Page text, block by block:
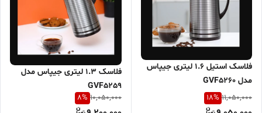
فلاسک استیل ۱.۶ لیتری جیپاس
مدل GVF5260
11,050,000
18%
فلاسک 1.3 لیتری جیپاس مدل
GVF5259
10,050,000
8%